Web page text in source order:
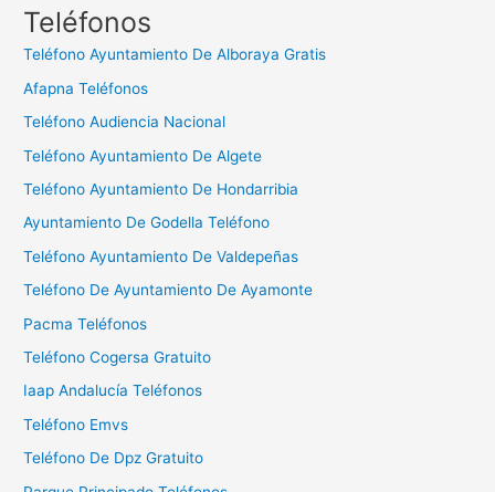
c
:
Teléfonos
Teléfono Ayuntamiento De Alboraya Gratis
Afapna Teléfonos
Teléfono Audiencia Nacional
Teléfono Ayuntamiento De Algete
Teléfono Ayuntamiento De Hondarribia
Ayuntamiento De Godella Teléfono
Teléfono Ayuntamiento De Valdepeñas
Teléfono De Ayuntamiento De Ayamonte
Pacma Teléfonos
Teléfono Cogersa Gratuito
Iaap Andalucía Teléfonos
Teléfono Emvs
Teléfono De Dpz Gratuito